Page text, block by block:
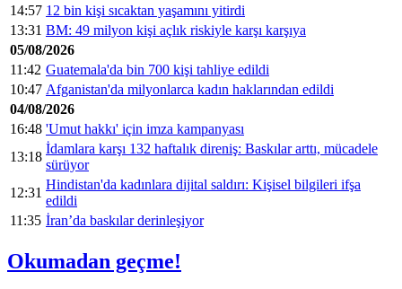
14:57 12 bin kişi sıcaktan yaşamını yitirdi
13:31 BM: 49 milyon kişi açlık riskiyle karşı karşıya
05/08/2026
11:42 Guatemala'da bin 700 kişi tahliye edildi
10:47 Afganistan'da milyonlarca kadın haklarından edildi
04/08/2026
16:48 'Umut hakkı' için imza kampanyası
13:18
İdamlara karşı 132 haftalık direniş: Baskılar arttı, mücadele
sürüyor
12:31
Hindistan'da kadınlara dijital saldırı: Kişisel bilgileri ifşa
edildi
11:35 İran’da baskılar derinleşiyor
Okumadan geçme!